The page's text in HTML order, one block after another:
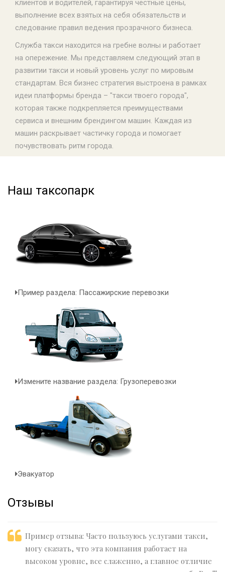
клиентов и водителей, гарантируя честные цены,
выполнение всех взятых на себя обязательств и
следование правил ведения прозрачного бизнеса.
Служба такси находится на гребне волны и работает
на опережение. Мы представляем следующий этап в
развитии такси и новый уровень услуг по мировым
стандартам. Вся бизнес стратегия выстроена в рамках
идеи платформы бренда – "такси твоего города",
которая также подкрепляется преимуществами
сервиса и внешним брендингом машин. Каждая из
машин раскрывает частичку города и помогает
почувствовать ритм города.
Наш таксопарк
Пример раздела: Пассажирские перевозки
Измените название раздела: Грузоперевозки
Эвакуатор
Отзывы
Пример отзыва: Часто пользуюсь услугами такси,
могу сказать, что эта компания работает на
высоком уровне, все слаженно, а главное отличие